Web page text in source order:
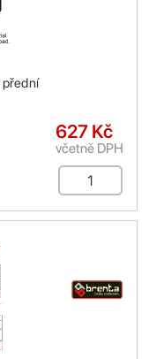
přední
627 Kč
včetně DPH